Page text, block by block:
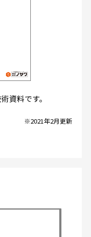
資料です。
※2021年2月更新